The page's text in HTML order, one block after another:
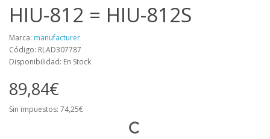
HIU-812 = HIU-812S
Marca: manufacturer
Código: RLAD307787
Disponibilidad: En Stock
89,84€
Sin impuestos: 74,25€